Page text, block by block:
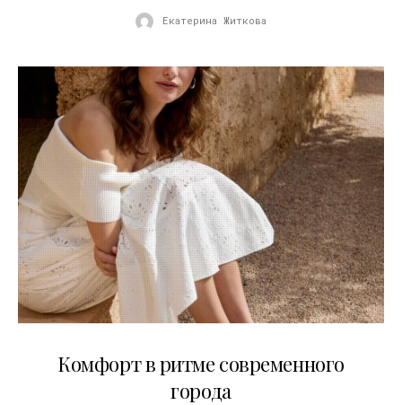
Екатерина Житкова
Комфорт в ритме современного
города